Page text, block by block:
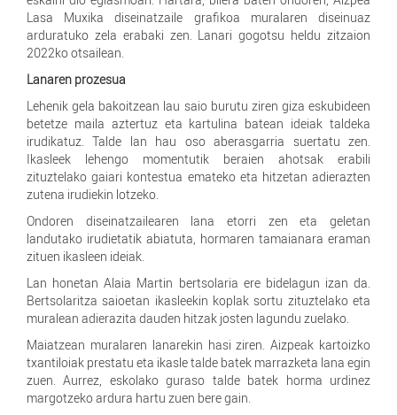
Lasa Muxika diseinatzaile grafikoa muralaren diseinuaz
arduratuko zela erabaki zen. Lanari gogotsu heldu zitzaion
2022ko otsailean.
Lanaren prozesua
Lehenik gela bakoitzean lau saio burutu ziren giza eskubideen
betetze maila aztertuz eta kartulina batean ideiak taldeka
irudikatuz. Talde lan hau oso aberasgarria suertatu zen.
Ikasleek lehengo momentutik beraien ahotsak erabili
zituztelako gaiari kontestua emateko eta hitzetan adierazten
zutena irudiekin lotzeko.
Ondoren diseinatzailearen lana etorri zen eta geletan
landutako irudietatik abiatuta, hormaren tamaianara eraman
zituen ikasleen ideiak.
Lan honetan Alaia Martin bertsolaria ere bidelagun izan da.
Bertsolaritza saioetan ikasleekin koplak sortu zituztelako eta
muralean adierazita dauden hitzak josten lagundu zuelako.
Maiatzean muralaren lanarekin hasi ziren. Aizpeak kartoizko
txantiloiak prestatu eta ikasle talde batek marrazketa lana egin
zuen. Aurrez, eskolako guraso talde batek horma urdinez
margotzeko ardura hartu zuen bere gain.